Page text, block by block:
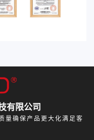
有限公司
量确保产品更大化满足客